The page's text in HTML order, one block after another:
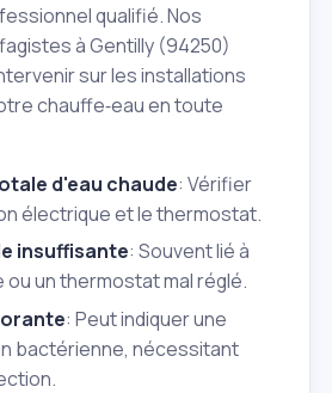
qualifié. Nos
à Gentilly (94250)
sur les installations
chauffe‑eau en toute
d'eau chaude: Vérifier
électrique et le thermostat.
insuffisante: Souvent lié à
un thermostat mal réglé.
: Peut indiquer une
bactérienne, nécessitant